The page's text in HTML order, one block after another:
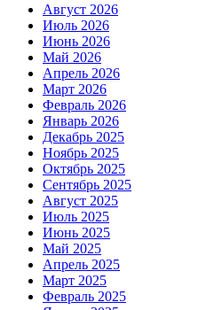
Август 2026
Июль 2026
Июнь 2026
Май 2026
Апрель 2026
Март 2026
Февраль 2026
Январь 2026
Декабрь 2025
Ноябрь 2025
Октябрь 2025
Сентябрь 2025
Август 2025
Июль 2025
Июнь 2025
Май 2025
Апрель 2025
Март 2025
Февраль 2025